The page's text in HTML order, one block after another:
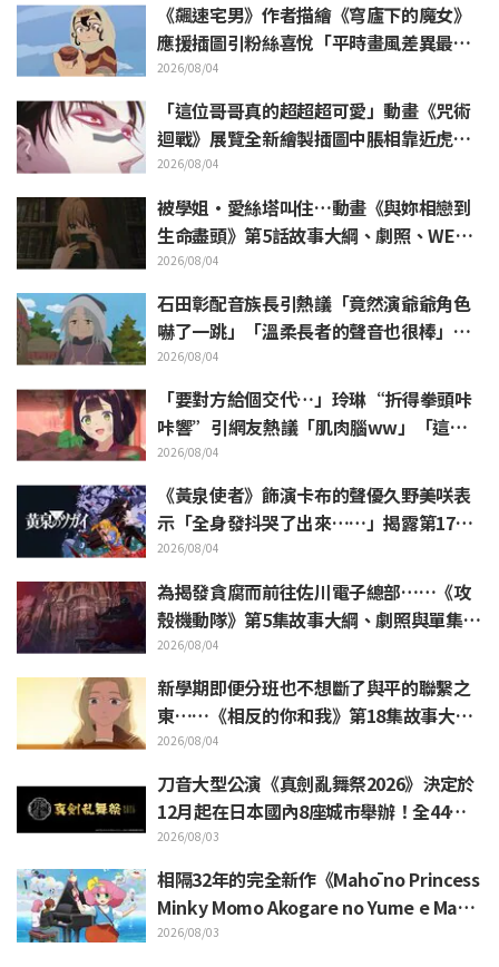
《飆速宅男》作者描繪《穹廬下的魔女》
應援插圖引粉絲喜悅「平時畫風差異最大
的人畫出來就是這樣」
2026/08/04
「這位哥哥真的超超超可愛」動畫《咒術
迴戰》展覽全新繪製插圖中脹相靠近虎杖
悠仁 粉絲無比喜悅
2026/08/04
被學姐·愛絲塔叫住…動畫《與妳相戀到
生命盡頭》第5話故事大綱、劇照、WEB
預告、單集海報公開
2026/08/04
石田彰配音族長引熱議「竟然演爺爺角色
嚇了一跳」「溫柔長者的聲音也很棒」動
畫《穹廬下的魔女》第6集
2026/08/04
「要對方給個交代…」玲琳“折得拳頭咔
咔響”引網友熱議「肌肉腦ww」「這什
麼表情啦」／《我是不才惡女》第4集
2026/08/04
《黃泉使者》飾演卡布的聲優久野美咲表
示「全身發抖哭了出來……」揭露第17集
“靈魂名演出”的幕後花絮
2026/08/04
為揭發貪腐而前往佐川電子總部……《攻
殼機動隊》第5集故事大綱、劇照與單集視
覺圖公開
2026/08/04
新學期即便分班也不想斷了與平的聯繫之
東……《相反的你和我》第18集故事大綱
與劇照解禁
2026/08/04
刀音大型公演《真劍亂舞祭2026》決定於
12月起在日本國內8座城市舉辦！全44把
刀劍男士集結
2026/08/03
相隔32年的完全新作《Mahō no Princess
Minky Momo Akogare no Yume e Mago
koro no Duo》決定於11月13日上映！陽
2026/08/03